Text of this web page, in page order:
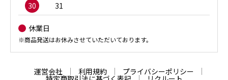
30
31
休業日
※商品発送はお休みさせていただいております。
運営会社 利用規約 プライバシーポリシー